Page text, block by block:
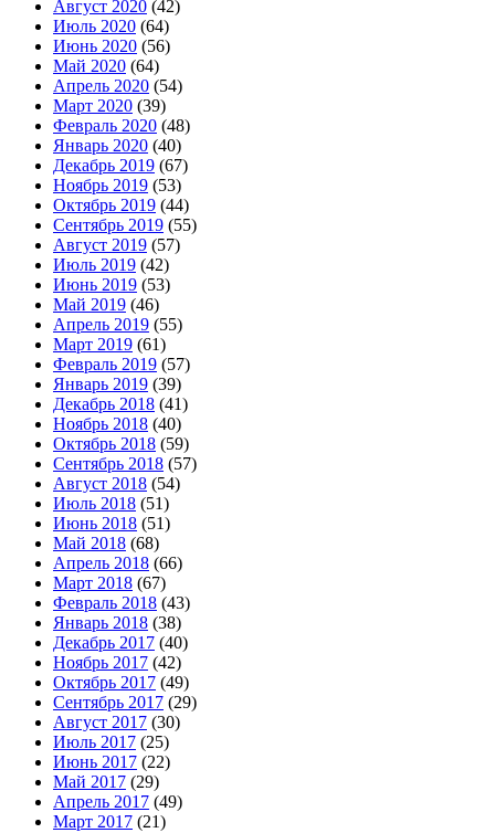
Август 2020 (42)
Июль 2020 (64)
Июнь 2020 (56)
Май 2020 (64)
Апрель 2020 (54)
Март 2020 (39)
Февраль 2020 (48)
Январь 2020 (40)
Декабрь 2019 (67)
Ноябрь 2019 (53)
Октябрь 2019 (44)
Сентябрь 2019 (55)
Август 2019 (57)
Июль 2019 (42)
Июнь 2019 (53)
Май 2019 (46)
Апрель 2019 (55)
Март 2019 (61)
Февраль 2019 (57)
Январь 2019 (39)
Декабрь 2018 (41)
Ноябрь 2018 (40)
Октябрь 2018 (59)
Сентябрь 2018 (57)
Август 2018 (54)
Июль 2018 (51)
Июнь 2018 (51)
Май 2018 (68)
Апрель 2018 (66)
Март 2018 (67)
Февраль 2018 (43)
Январь 2018 (38)
Декабрь 2017 (40)
Ноябрь 2017 (42)
Октябрь 2017 (49)
Сентябрь 2017 (29)
Август 2017 (30)
Июль 2017 (25)
Июнь 2017 (22)
Май 2017 (29)
Апрель 2017 (49)
Март 2017 (21)